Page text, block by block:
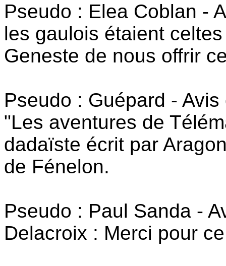
Pseudo : Elea Coblan -
les gaulois étaient
Geneste de nous offrir
Pseudo : Guépard -
"Les aventures de
dadaïste écrit par
de Fénelon.
Pseudo : Paul Sanda -
Delacroix : Merci pour